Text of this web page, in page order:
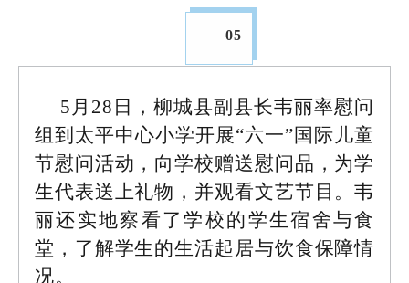
05
5月28日，柳城县副县长韦丽率慰问
组到太平中心小学开展“六一”国际儿童
节慰问活动，向学校赠送慰问品，为学
生代表送上礼物，并观看文艺节目。韦
丽还实地察看了学校的学生宿舍与食
堂，了解学生的生活起居与饮食保障情
况。